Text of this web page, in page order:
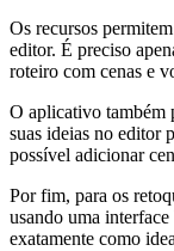
Os recursos
editor. É preciso
roteiro com cenas e
O aplicativo também
suas ideias no editor
possível adicionar
Por fim, para os
usando uma
exatamente como